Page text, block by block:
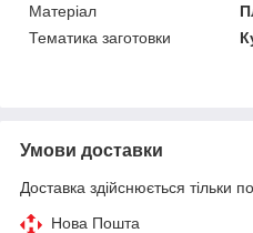
Матеріал
Тематика заготовки
Умови доставки
Доставка здійснюється тільки
Нова Пошта